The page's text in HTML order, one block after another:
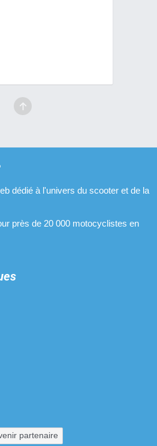
dédié à l'univers du scooter et de la
près de 20 000 motocyclistes en
partenaire